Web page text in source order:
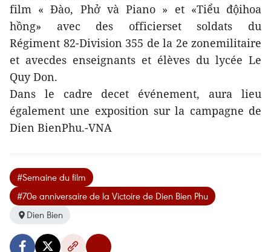
film « Đào, Phở và Piano » et «Tiểu độihoa
hồng» avec des officierset soldats du
Régiment 82-Division 355 de la 2e zonemilitaire
et avecdes enseignants et élèves du lycée Le
Quy Don.
Dans le cadre decet événement, aura lieu
également une exposition sur la campagne de
Dien BienPhu.-VNA
#Semaine du film
#70e anniversaire de la Victoire de Dien Bien Phu
Dien Bien